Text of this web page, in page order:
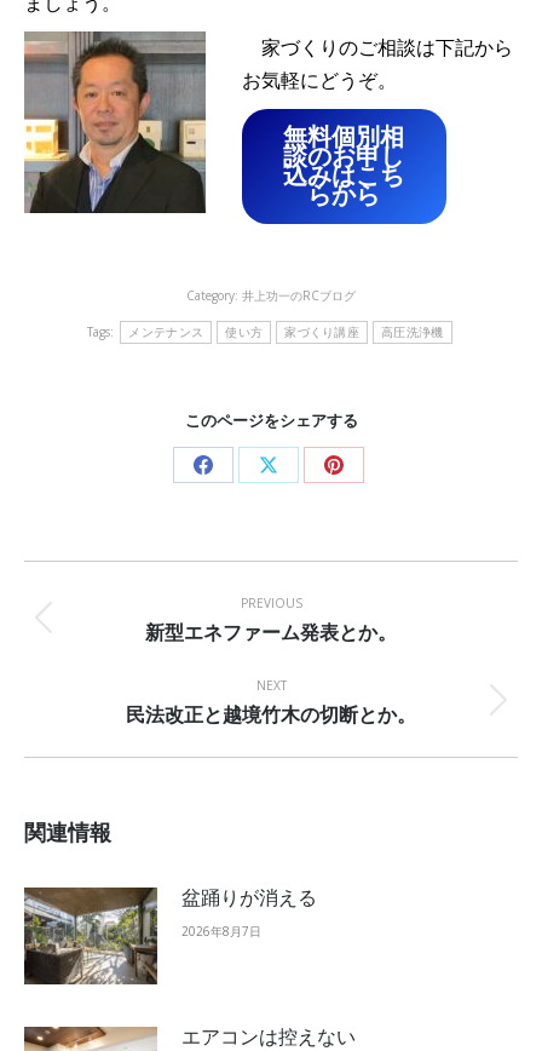
家づくりのご相談は下記から
お気軽にどうぞ。
無料個別相
談のお申し
込みはこち
らから
Category: 井上功一のRCブログ
Tags: メンテナンス 使い方 家づくり講座 高圧洗浄機
このページをシェアする
Share Share Share
navigation
PREVIOUS
Previous
新型エネファーム発表とか。
NEXT
Next
民法改正と越境竹木の切断とか。
関連情報
盆踊りが消える
2026年8月7日
エアコンは控えない